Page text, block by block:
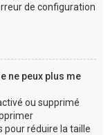
de configuration
ne peux plus me
ou supprimé
réduire la taille